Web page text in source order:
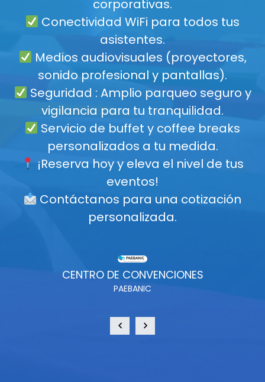
corporativas.
Conectividad WiFi para todos tus
asistentes.
Medios audiovisuales (proyectores,
sonido profesional y pantallas).
Seguridad : Amplio parqueo seguro y
vigilancia para tu tranquilidad.
Servicio de buffet y coffee breaks
personalizados a tu medida.
¡Reserva hoy y eleva el nivel de tus
eventos!
Contáctanos para una cotización
personalizada.
CENTRO DE CONVENCIONES
PAEBANIC